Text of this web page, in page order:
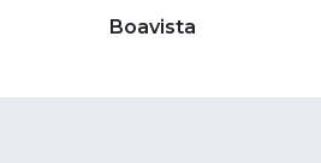
Boavista